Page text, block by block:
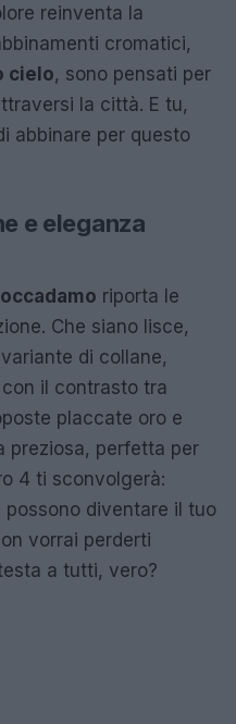
reinventa la
cromatici,
cielo, sono pensati per
la città. E tu,
abbinare per questo
e eleganza
riporta le
Che siano lisce,
di collane,
il contrasto tra
placcate oro e
preziosa, perfetta per
4 ti sconvolgerà:
diventare il tuo
vorrai perderti
a tutti, vero?